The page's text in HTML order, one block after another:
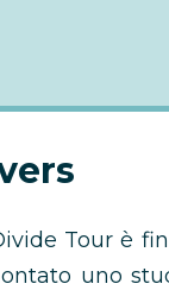
Tour è
uno